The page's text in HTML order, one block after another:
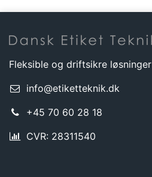
Fleksible og driftsikre løsninger
info@etiketteknik.dk
+45 70 60 28 18
CVR: 28311540